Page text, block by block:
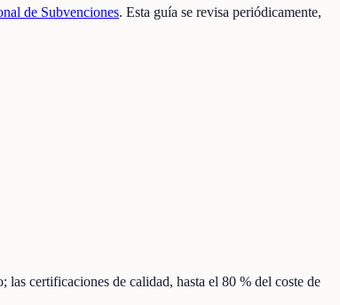
de Subvenciones. Esta guía se revisa periódicamente,
certificaciones de calidad, hasta el 80 % del coste de